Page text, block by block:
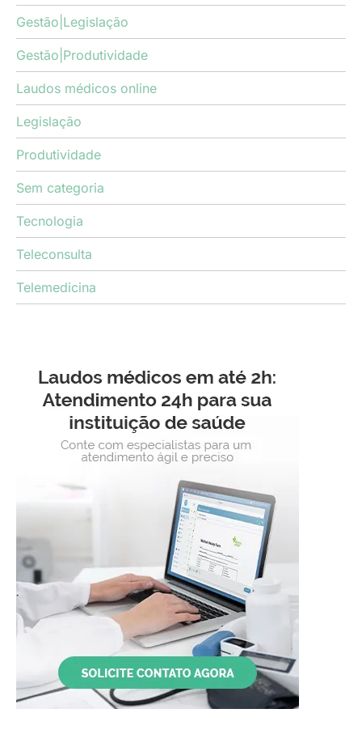
Gestão|Legislação
Gestão|Produtividade
Laudos médicos online
Legislação
Produtividade
Sem categoria
Tecnologia
Teleconsulta
Telemedicina